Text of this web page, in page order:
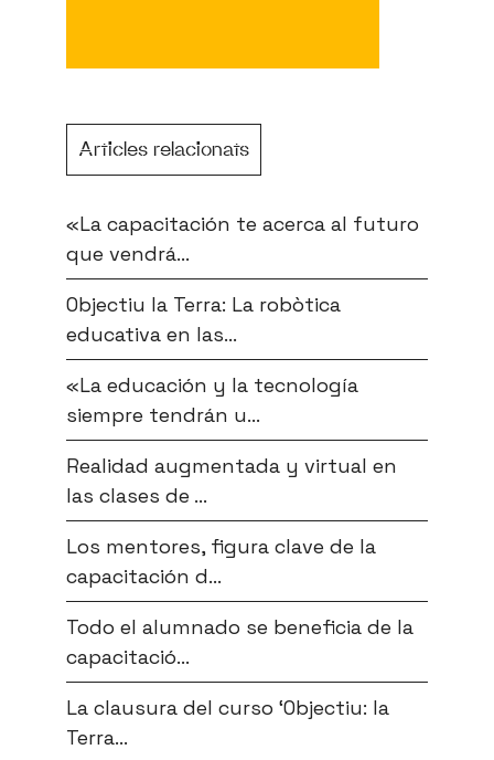
Articles relacionats
«La capacitación te acerca al futuro
que vendrá...
Objectiu la Terra: La robòtica
educativa en las...
«La educación y la tecnología
siempre tendrán u...
Realidad augmentada y virtual en
las clases de ...
Los mentores, figura clave de la
capacitación d...
Todo el alumnado se beneficia de la
capacitació...
La clausura del curso ‘Objectiu: la
Terra...